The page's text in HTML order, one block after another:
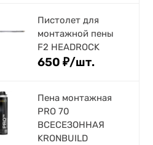
Пистолет для
монтажной пены
F2 HEADROCK
650 ₽/шт.
Пена монтажная
PRO 70
ВСЕСЕЗОННАЯ
KRONBUILD